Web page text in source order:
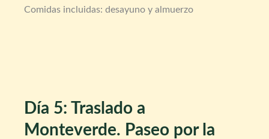
Comidas incluidas: desayuno y almuerzo
Día 5: Traslado a
Monteverde. Paseo por la